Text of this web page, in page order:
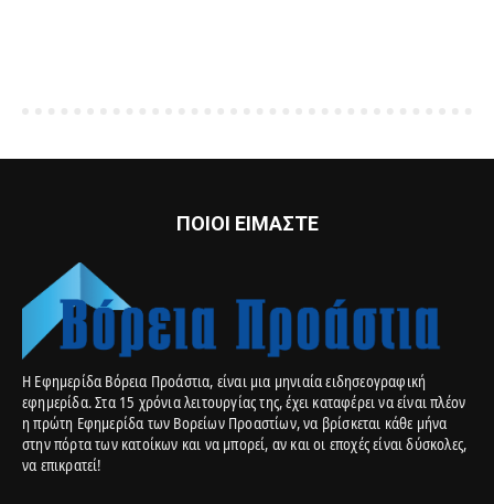
ΠΟΙΟΙ ΕΙΜΑΣΤΕ
Η Εφημερίδα Βόρεια Προάστια, είναι μια μηνιαία ειδησεογραφική
εφημερίδα. Στα 15 χρόνια λειτουργίας της, έχει καταφέρει να είναι πλέον
η πρώτη Εφημερίδα των Βορείων Προαστίων, να βρίσκεται κάθε μήνα
στην πόρτα των κατοίκων και να μπορεί, αν και οι εποχές είναι δύσκολες,
να επικρατεί!